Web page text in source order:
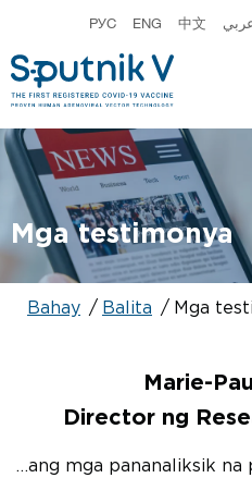
РУС ENG 中文
Mga testimonya
Bahay Balita Mga
Marie-
Director ng
…ang mga pananaliksik na